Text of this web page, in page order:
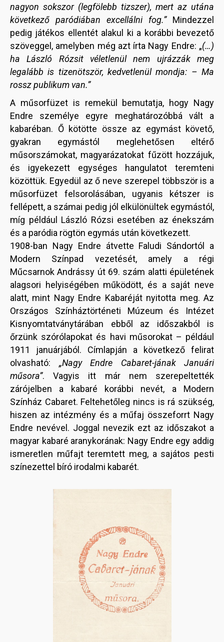
nagyon sokszor (legfölebb tizszer), mert az utána
következő paródiában excellálni fog.”Mindezzel
pedig játékos ellentét alakul ki a korábbi bevezető
szöveggel, amelyben még azt írta Nagy Endre: „(…)
ha László Rózsit véletlenül nem ujrázzák meg
legalább is tizenötször, kedvetlenül mondja: – Ma
rossz publikum van.”
A műsorfüzet is remekül bemutatja, hogy Nagy
Endre személye egyre meghatározóbbá vált a
kabaréban. Ő kötötte össze az egymást követő,
gyakran egymástól meglehetősen eltérő
műsorszámokat, magyarázatokat fűzött hozzájuk,
és igyekezett egységes hangulatot teremteni
közöttük. Egyedül az ő neve szerepel többször is a
műsorfüzet felsorolásában, ugyanis kétszer is
fellépett, a számai pedig jól elkülönültek egymástól,
míg például László Rózsi esetében az énekszám
és a paródia rögtön egymás után következett.
1908-ban Nagy Endre átvette Faludi Sándortól a
Modern Színpad vezetését, amely a régi
Műcsarnok Andrássy út 69. szám alatti épületének
alagsori helyiségében működött, és a saját neve
alatt, mint Nagy Endre Kabaréját nyitotta meg. Az
Országos Színháztörténeti Múzeum és Intézet
Kisnyomtatványtárában ebből az időszakból is
őrzünk szórólapokat és havi műsorokat – például
1911 januárjából. Címlapján a következő felirat
olvasható: „Nagy Endre Cabaret-jának Januári
műsora”. Vagyis itt már nem szerepeltették
zárójelben a kabaré korábbi nevét, a Modern
Színház Cabaret. Feltehetőleg nincs is rá szükség,
hiszen az intézmény és a műfaj összeforrt Nagy
Endre nevével. Joggal nevezik ezt az időszakot a
magyar kabaré aranykorának: Nagy Endre egy addig
ismeretlen műfajt teremtett meg, a sajátos pesti
színezettel bíró irodalmi kabarét.